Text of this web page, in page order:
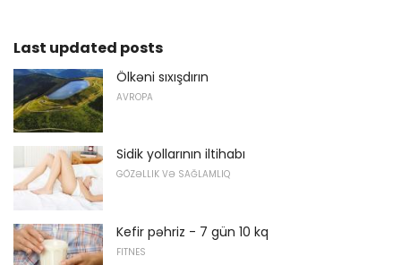
Last updated posts
Ölkəni sıxışdırın
AVROPA
Sidik yollarının iltihabı
GÖZƏLLIK VƏ SAĞLAMLIQ
Kefir pəhriz - 7 gün 10 kq
FITNES